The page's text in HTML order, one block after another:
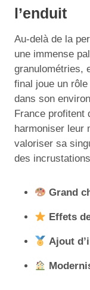
l’enduit
Au-delà de la
une immense
granulométries,
final joue un
dans son
France profitent
harmoniser leur
valoriser sa
des
Grand
Effets
Ajout